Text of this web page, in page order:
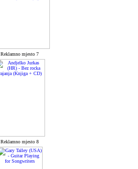
Reklamno mjesto 7
Reklamno mjesto 8